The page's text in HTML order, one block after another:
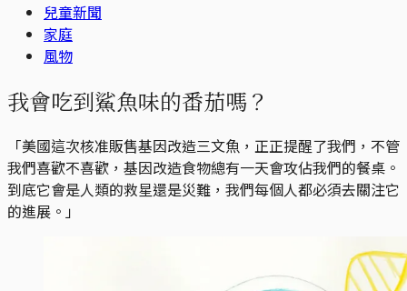
兒童新聞
家庭
風物
我會吃到鯊魚味的番茄嗎？
「美國這次核准販售基因改造三文魚，正正提醒了我們，不管
我們喜歡不喜歡，基因改造食物總有一天會攻佔我們的餐桌。
到底它會是人類的救星還是災難，我們每個人都必須去關注它
的進展。」